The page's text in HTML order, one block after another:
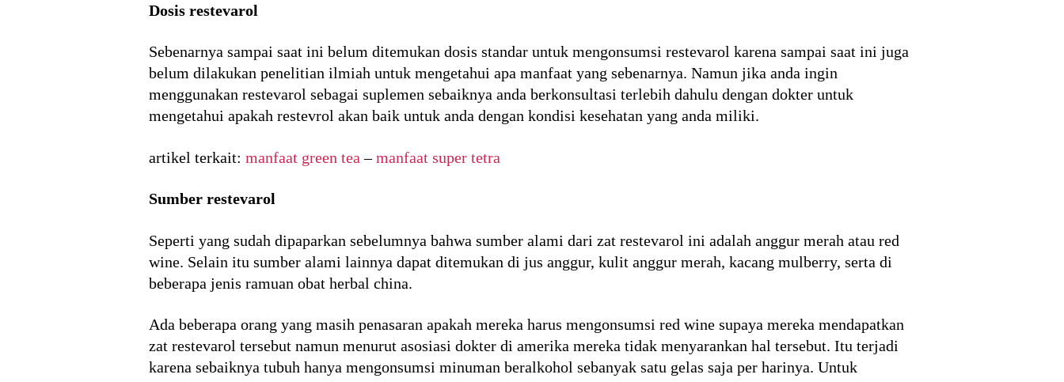
Dosis restevarol
Sebenarnya sampai saat ini belum ditemukan dosis standar untuk mengonsumsi restevarol karena sampai saat ini juga
belum dilakukan penelitian ilmiah untuk mengetahui apa manfaat yang sebenarnya. Namun jika anda ingin
menggunakan restevarol sebagai suplemen sebaiknya anda berkonsultasi terlebih dahulu dengan dokter untuk
mengetahui apakah restevrol akan baik untuk anda dengan kondisi kesehatan yang anda miliki.
artikel terkait: manfaat green tea –manfaat super tetra
Sumber restevarol
Seperti yang sudah dipaparkan sebelumnya bahwa sumber alami dari zat restevarol ini adalah anggur merah atau red
wine. Selain itu sumber alami lainnya dapat ditemukan di jus anggur, kulit anggur merah, kacang mulberry, serta di
beberapa jenis ramuan obat herbal china.
Ada beberapa orang yang masih penasaran apakah mereka harus mengonsumsi red wine supaya mereka mendapatkan
zat restevarol tersebut namun menurut asosiasi dokter di amerika mereka tidak menyarankan hal tersebut. Itu terjadi
karena sebaiknya tubuh hanya mengonsumsi minuman beralkohol sebanyak satu gelas saja per harinya. Untuk